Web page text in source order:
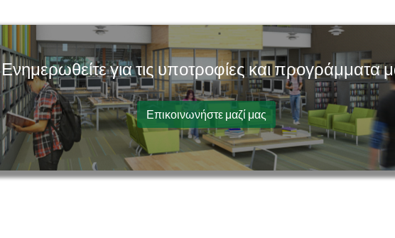
Ενημερωθείτε για τις υποτροφίες και προγράμματα
Επικοινωνήστε μαζί μας